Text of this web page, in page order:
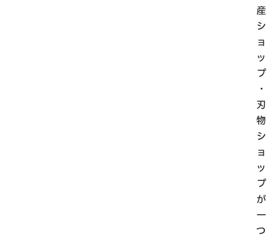
産
シ
ョ
ッ
プ
・
刃
物
シ
ョ
ッ
プ
が
一
つ